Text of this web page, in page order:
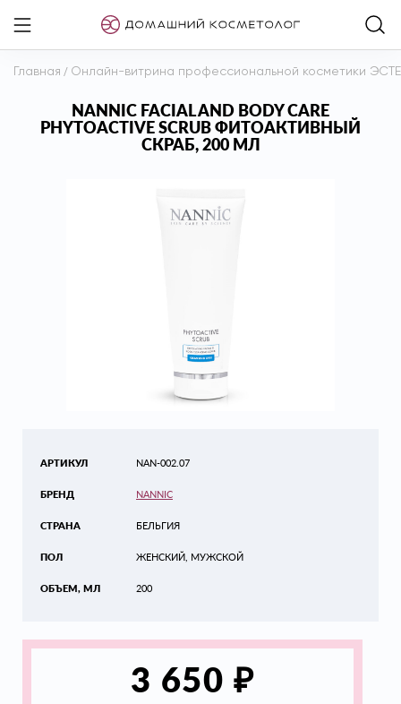
Главная / Онлайн-витрина профессиональной косметики
NANNIC FACIAL AND BODY CARE
PHYTOACTIVE SCRUB ФИТОАКТИВНЫЙ
СКРАБ, 200 МЛ
АРТИКУЛ
БРЕНД
СТРАНА
ПОЛ
ОБЪЕМ, МЛ
NAN-002.07
NANNIC
БЕЛЬГИЯ
ЖЕНСКИЙ, МУЖСКОЙ
200
3 650 ₽